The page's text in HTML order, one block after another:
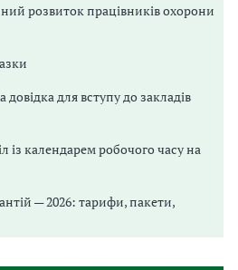
розвиток працівників охорони
для вступу до закладів
із календарем робочого часу на
— 2026: тарифи, пакети,